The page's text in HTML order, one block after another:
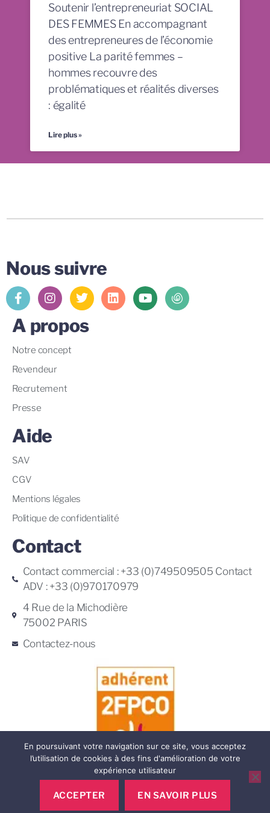
Soutenir l’entrepreneuriat SOCIAL
DES FEMMES En accompagnant
des entrepreneures de l’économie
positive La parité femmes –
hommes recouvre des
problématiques et réalités diverses
: égalité
Lire plus »
Nous suivre
A propos
Notre concept
Revendeur
Recrutement
Presse
Aide
SAV
CGV
Mentions légales
Politique de confidentialité
Contact
Contact commercial : +33 (0)749509505 Contact
ADV : +33 (0)970170979
4 Rue de la Michodière
75002 PARIS
Contactez-nous
En poursuivant votre navigation sur ce site, vous acceptez
l’utilisation de cookies à des fins d'amélioration de votre
expérience utilisateur
ACCEPTER EN SAVOIR PLUS